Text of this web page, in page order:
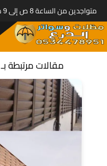
متواجدين من الساعة 8 ص إلى 9 م
مقالات مرتبطة بـ